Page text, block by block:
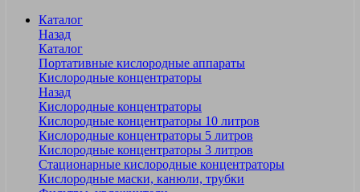
Каталог
Назад
Каталог
Портативные кислородные аппараты
Кислородные концентраторы
Назад
Кислородные концентраторы
Кислородные концентраторы 10 литров
Кислородные концентраторы 5 литров
Кислородные концентраторы 3 литров
Стационарные кислородные концентраторы
Кислородные маски, канюли, трубки